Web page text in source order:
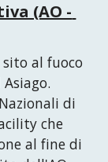
(AO -
al fuoco
di
che
al fine di